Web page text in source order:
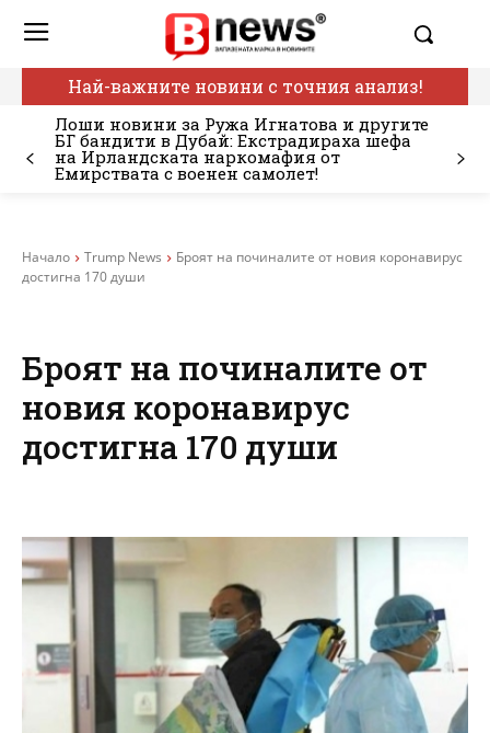
Най-важните новини с точния анализ!
Лоши новини за Ружа Игнатова и другите
БГ бандити в Дубай: Екстрадираха шефа
на Ирландската наркомафия от
Емирствата с военен самолет!
Начало Trump News
Броят на починалите от новия коронавирус
достигна 170 души
Броят на починалите от
новия коронавирус
достигна 170 души